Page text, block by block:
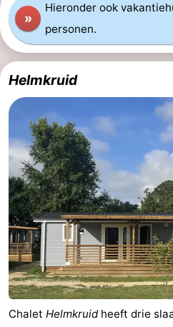
»
Hieronder ook
personen.
Helmkruid
Chalet Helmkruidheeft drie